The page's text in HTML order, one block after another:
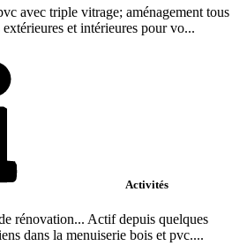
avec triple vitrage; aménagement tous
et intérieures pour vo...
Activités
rénovation... Actif depuis quelques
dans la menuiserie bois et pvc....